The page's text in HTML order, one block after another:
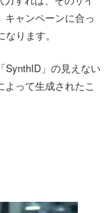
キャンペーンに合っ
ります。
SynthID」の見えない
って生成されたこ